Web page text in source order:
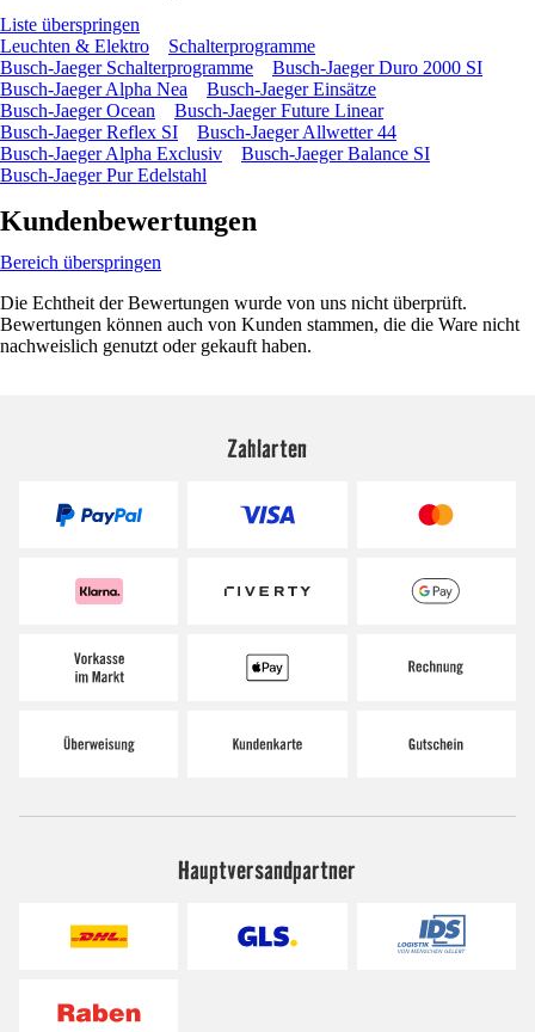
Liste überspringen
Leuchten & Elektro
Schalterprogramme
Busch-Jaeger Schalterprogramme
Busch-Jaeger Duro 2000 SI
Busch-Jaeger Alpha Nea
Busch-Jaeger Einsätze
Busch-Jaeger Ocean
Busch-Jaeger Future Linear
Busch-Jaeger Reflex SI
Busch-Jaeger Allwetter 44
Busch-Jaeger Alpha Exclusiv
Busch-Jaeger Balance SI
Busch-Jaeger Pur Edelstahl
Kundenbewertungen
Bereich überspringen
Die Echtheit der Bewertungen wurde von uns nicht überprüft.
Bewertungen können auch von Kunden stammen, die die Ware nicht
nachweislich genutzt oder gekauft haben.
Zahlarten
Hauptversandpartner